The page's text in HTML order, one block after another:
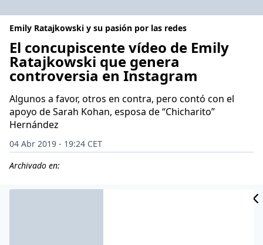
Emily Ratajkowski y su pasión por las redes
El concupiscente vídeo de Emily
Ratajkowski que genera
controversia en Instagram
Algunos a favor, otros en contra, pero contó con el
apoyo de Sarah Kohan, esposa de “Chicharito”
Hernández
04 Abr 2019 - 19:24 CET
Archivado en: